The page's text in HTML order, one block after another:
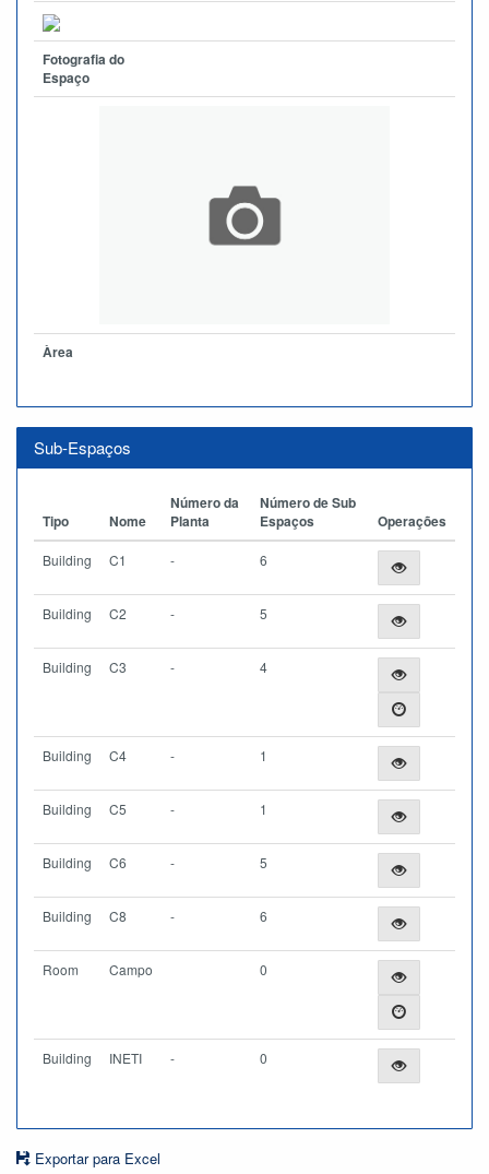
Fotografia do
Espaço
Àrea
Sub-Espaços
Tipo Nome
Número da
Planta
Número de Sub
Espaços
Operações
Building C1 - 6
Building C2 - 5
Building C3 - 4
Building C4 - 1
Building C5 - 1
Building C6 - 5
Building C8 - 6
Room Campo 0
Building INETI - 0
Exportar para Excel